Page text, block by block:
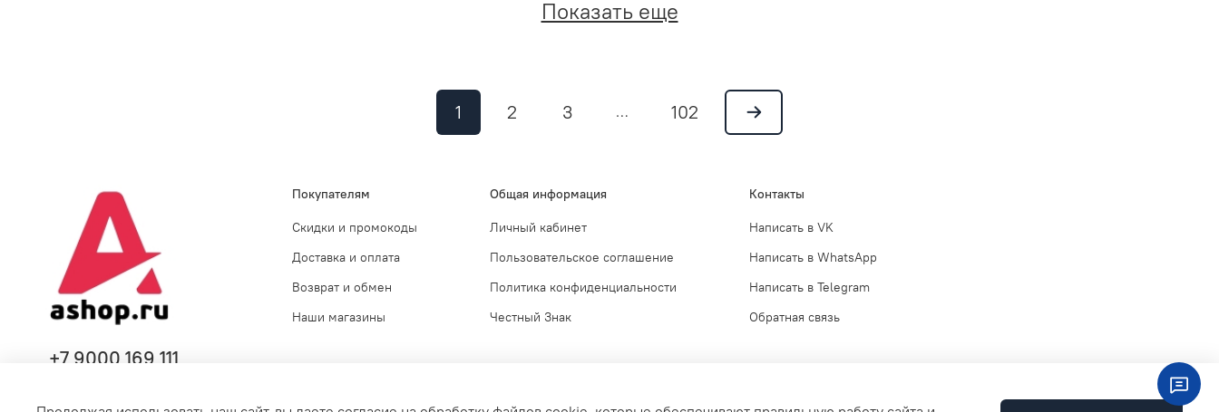
Показать еще
1 2 3 … 102
Покупателям
Скидки и промокоды
Доставка и оплата
Возврат и обмен
Наши магазины
Общая информация
Личный кабинет
Пользовательское соглашение
Политика конфиденциальности
Честный Знак
Контакты
Написать в VK
Написать в WhatsApp
Написать в Telegram
Обратная связь
+7 9000 169 111